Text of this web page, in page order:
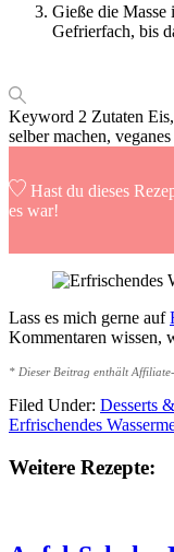
Gieße die Masse
Gefrierfach, bis
Keyword 2 Zutaten
selber machen,
Hast du dieses
es war!
Lass es mich gerne auf
Kommentaren wissen,
* Dieser Beitrag enthält Affiliate-
Filed Under: Desserts
Erfrischendes
Weitere Rezepte: